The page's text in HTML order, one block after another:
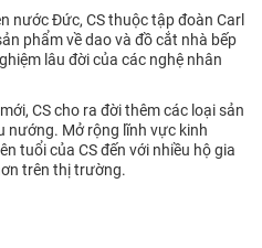
nước Đức, CS thuộc tập đoàn Carl
phẩm về dao và đồ cắt nhà bếp
lâu đời của các nghệ nhân
CS cho ra đời thêm các loại sản
nướng. Mở rộng lĩnh vực kinh
tuổi của CS đến với nhiều hộ gia
trên thị trường.